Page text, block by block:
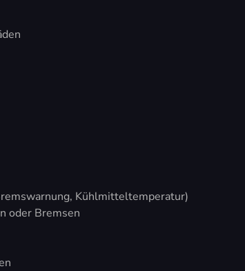
Kühlmitteltemperatur)
oder Bremsen